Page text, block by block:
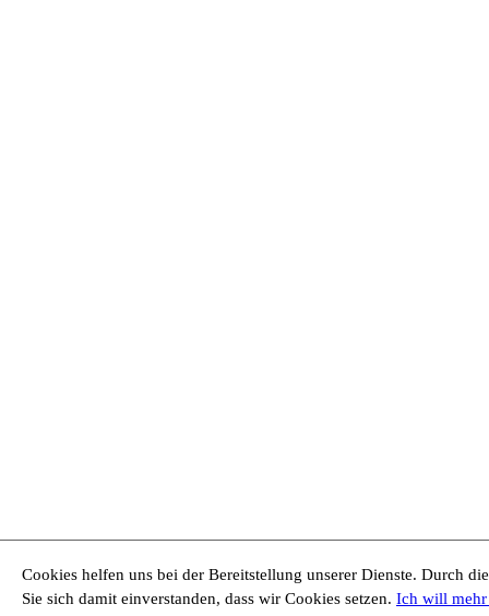
Cookies helfen uns bei der Bereitstellung unserer Dienste. Durch
Sie sich damit einverstanden, dass wir Cookies setzen. Ich will mehr